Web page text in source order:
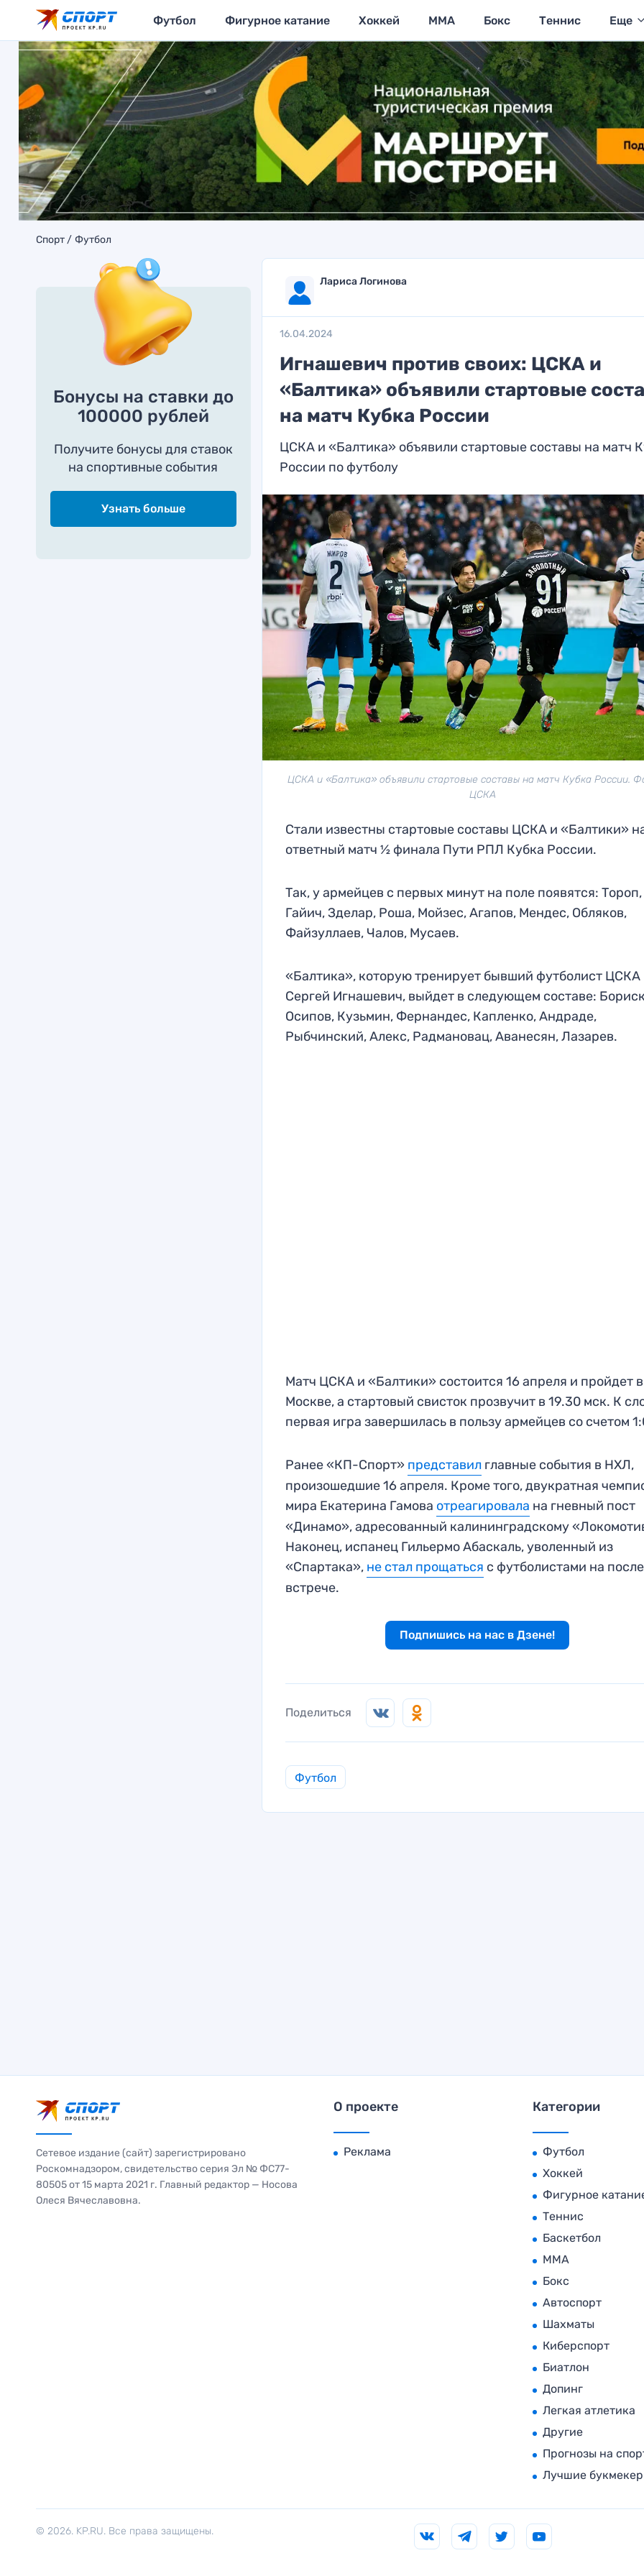
Футбол Фигурное катание Хоккей MMA Бокс Теннис Еще
Спорт Футбол
Бонусы на ставки до
100000 рублей
Получите бонусы для ставок
на спортивные события
Узнать больше
Лариса Логинова
16.04.2024
Игнашевич против своих: ЦСКА и
«Балтика» объявили стартовые
на матч Кубка России
ЦСКА и «Балтика» объявили стартовые составы на матч
России по футболу
ЦСКА и «Балтика» объявили стартовые составы на матч Кубка России.
ЦСКА
Стали известны стартовые составы ЦСКА и «Балтики»
ответный матч ½ финала Пути РПЛ Кубка России.
Так, у армейцев с первых минут на поле появятся: Тороп,
Гайич, Зделар, Роша, Мойзес, Агапов, Мендес, Обляков,
Файзуллаев, Чалов, Мусаев.
«Балтика», которую тренирует бывший футболист ЦСКА
Сергей Игнашевич, выйдет в следующем составе:
Осипов, Кузьмин, Фернандес, Капленко, Андраде,
Рыбчинский, Алекс, Радмановац, Аванесян, Лазарев.
Матч ЦСКА и «Балтики» состоится 16 апреля и пройдет в
Москве, а стартовый свисток прозвучит в 19.30 мск. К
первая игра завершилась в пользу армейцев со счетом
Ранее «КП-Спорт» представил главные события в НХЛ,
произошедшие 16 апреля. Кроме того, двукратная
мира Екатерина Гамова отреагировала на гневный пост
«Динамо», адресованный калининградскому
Наконец, испанец Гильермо Абаскаль, уволенный из
«Спартака», не стал прощаться с футболистами на
встрече.
Подпишись на нас в Дзене!
Поделиться
Футбол
Сетевое издание (сайт) зарегистрировано
Роскомнадзором, свидетельство серия Эл № ФС77-
80505 от 15 марта 2021 г. Главный редактор — Носова
Олеся Вячеславовна.
О проекте
Реклама
Категории
Футбол
Хоккей
Фигурное
Теннис
Баскетбол
MMA
Бокс
Автоспорт
Шахматы
Киберспорт
Биатлон
Допинг
Легкая атлетика
Другие
Прогнозы на
Лучшие
© 2026. KP.RU. Все права защищены.